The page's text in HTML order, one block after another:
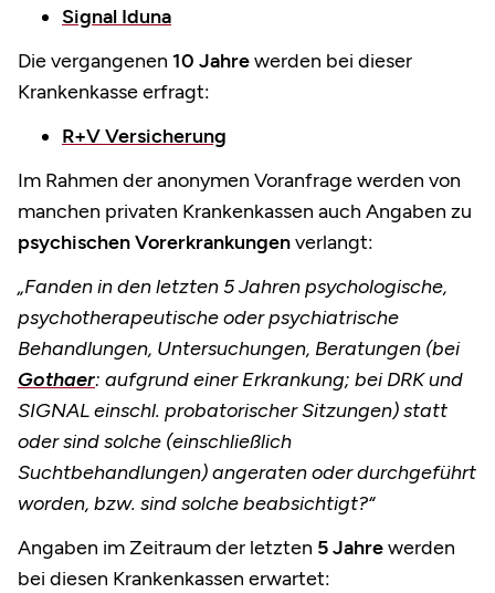
Signal Iduna
Die vergangenen 10 Jahrewerden bei dieser
Krankenkasse erfragt:
R+V Versicherung
Im Rahmen der anonymen Voranfrage werden von
manchen privaten Krankenkassen auch Angaben zu
psychischen Vorerkrankungenverlangt:
„Fanden in den letzten 5 Jahren psychologische,
psychotherapeutische oder psychiatrische
Behandlungen, Untersuchungen, Beratungen (bei
Gothaer: aufgrund einer Erkrankung; bei DRK und
SIGNAL einschl. probatorischer Sitzungen) statt
oder sind solche (einschließlich
Suchtbehandlungen) angeraten oder durchgeführt
worden, bzw. sind solche beabsichtigt?“
Angaben im Zeitraum der letzten 5 Jahrewerden
bei diesen Krankenkassen erwartet: